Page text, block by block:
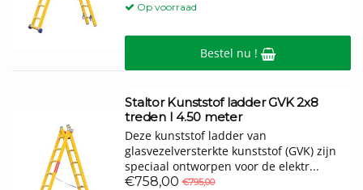
Op voorraad
Bestel nu !
Staltor Kunststof ladder GVK 2x8
treden I 4.50 meter
Deze kunststof ladder van
glasvezelversterkte kunststof (GVK) zijn
speciaal ontworpen voor de elektr...
€758,00 €795,00